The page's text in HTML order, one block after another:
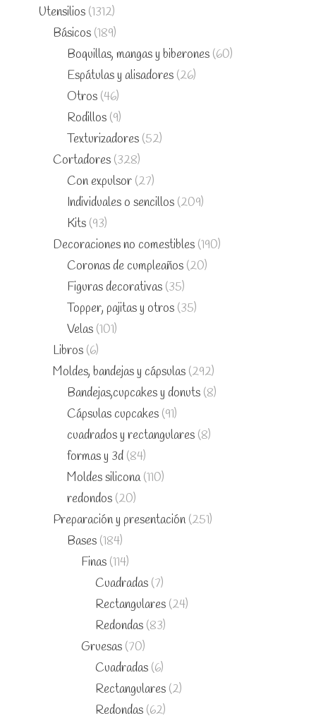
Utensilios (1312)
Básicos (189)
Boquillas, mangas y biberones (60)
Espátulas y alisadores (26)
Otros (46)
Rodillos (9)
Texturizadores (52)
Cortadores (328)
Con expulsor (27)
Individuales o sencillos (209)
Kits (93)
Decoraciones no comestibles (190)
Coronas de cumpleaños (20)
Figuras decorativas (35)
Topper, pajitas y otros (35)
Velas (101)
Libros (6)
Moldes, bandejas y cápsulas (292)
Bandejas,cupcakes y donuts (8)
Cápsulas cupcakes (91)
cuadrados y rectangulares (8)
formas y 3d (84)
Moldes silicona (110)
redondos (20)
Preparación y presentación (251)
Bases (184)
Finas (114)
Cuadradas (7)
Rectangulares (24)
Redondas (83)
Gruesas (70)
Cuadradas (6)
Rectangulares (2)
Redondas (62)